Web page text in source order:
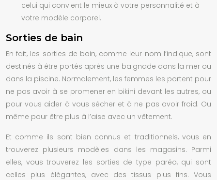
celui qui convient le mieux à votre personnalité et à
votre modèle corporel.
Sorties de bain
En fait, les sorties de bain, comme leur nom l’indique, sont
destinés à être portés après une baignade dans la mer ou
dans la piscine. Normalement, les femmes les portent pour
ne pas avoir à se promener en bikini devant les autres, ou
pour vous aider à vous sécher et à ne pas avoir froid. Ou
même pour être plus à l’aise avec un vêtement.
Et comme ils sont bien connus et traditionnels, vous en
trouverez plusieurs modèles dans les magasins. Parmi
elles, vous trouverez les sorties de type paréo, qui sont
celles plus élégantes, avec des tissus plus fins. Vous